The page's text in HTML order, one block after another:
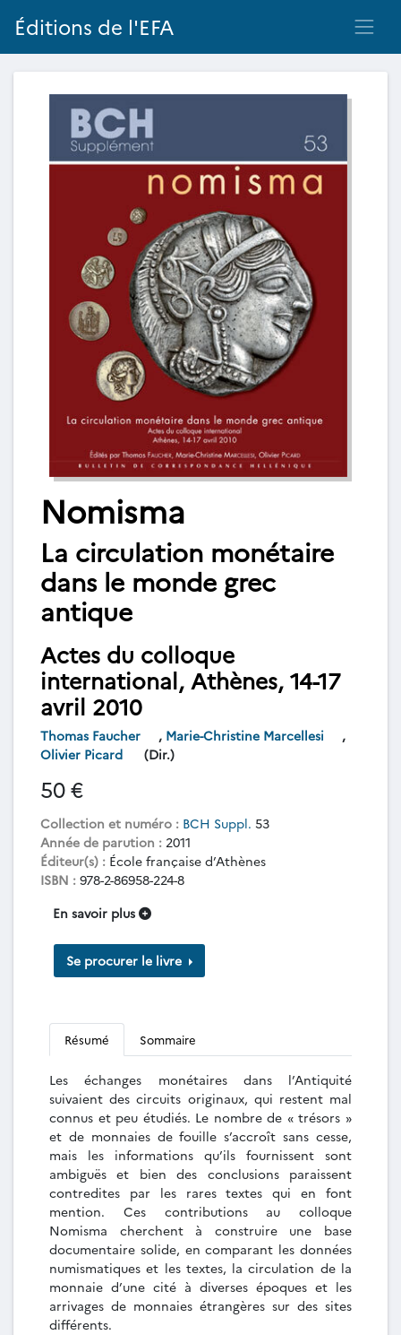
Éditions de l'EFA
Nomisma
La circulation monétaire
dans le monde grec
antique
Actes du colloque
international, Athènes, 14-17
avril 2010
Thomas Faucher , Marie-Christine Marcellesi
,
Olivier Picard
(Dir.)
50 €
Collection et numéro : BCH Suppl. 53
Année de parution : 2011
Éditeur(s) : École française d’Athènes
ISBN : 978-2-86958-224-8
En savoir plus
Se procurer le livre
Résumé Sommaire
Les échanges monétaires dans l’Antiquité
suivaient des circuits originaux, qui restent mal
connus et peu étudiés. Le nombre de « trésors »
et de monnaies de fouille s’accroît sans cesse,
mais les informations qu’ils fournissent sont
ambiguës et bien des conclusions paraissent
contredites par les rares textes qui en font
mention. Ces contributions au colloque
Nomisma cherchent à construire une base
documentaire solide, en comparant les données
numismatiques et les textes, la circulation de la
monnaie d’une cité à diverses époques et les
arrivages de monnaies étrangères sur des sites
différents.